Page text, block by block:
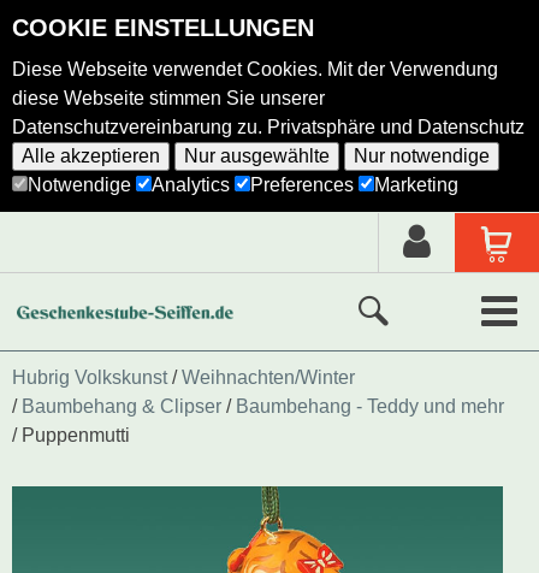
COOKIE EINSTELLUNGEN
Diese Webseite verwendet Cookies. Mit der Verwendung
diese Webseite stimmen Sie unserer
Datenschutzvereinbarung zu. Privatsphäre und Datenschutz
Alle akzeptieren
Nur ausgewählte
Nur notwendige
Notwendige
Analytics Preferences Marketing
Neue Produkte
Ausgewählte Produkte
Alle Produkte
Hubrig Volkskunst
Weihnachten/Winter
Baumbehang & Clipser
Baumbehang - Teddy und mehr
Puppenmutti